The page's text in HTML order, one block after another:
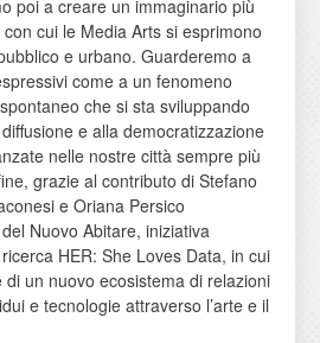
poi a creare un immaginario più
cui le Media Arts si esprimono
e urbano. Guarderemo a
come a un fenomeno
che si sta sviluppando
e alla democratizzazione
nelle nostre città sempre più
grazie al contributo di Stefano
e Oriana Persico
Nuovo Abitare, iniziativa
HER: She Loves Data, in cui
un nuovo ecosistema di relazioni
e tecnologie attraverso l’arte e il